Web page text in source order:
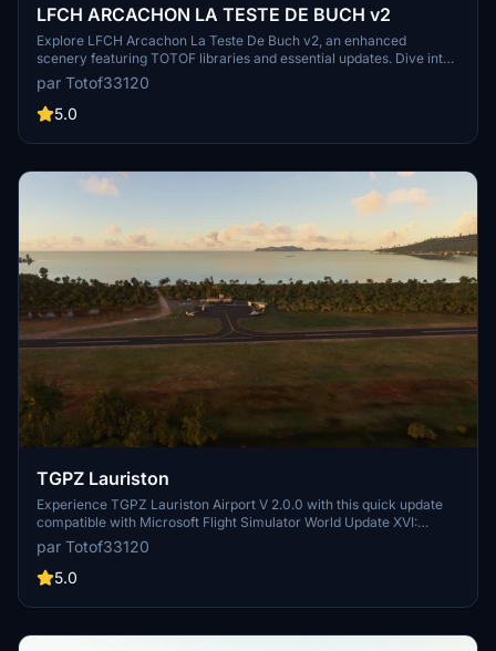
LFCH ARCACHON LA TESTE DE BUCH v2
Explore LFCH Arcachon La Teste De Buch v2, an enhanced
scenery featuring TOTOF libraries and essential updates. Dive into
a detailed world with Tchanquées cabins, France VFR landmarks,
and more. Immerse yourself in a realistic flight experience with this
meticulously crafted add-on. Enhance your virtual aviation journey
par Totof33120
5.0
TGPZ Lauriston
Experience TGPZ Lauriston Airport V 2.0.0 with this quick update
compatible with Microsoft Flight Simulator World Update XVI:
Caribbean. This add-on features animated boat, flag, and character
elements. Make sure to install the required libraries for an
enhanced experience. Dont miss out on this latest version!
par Totof33120
5.0